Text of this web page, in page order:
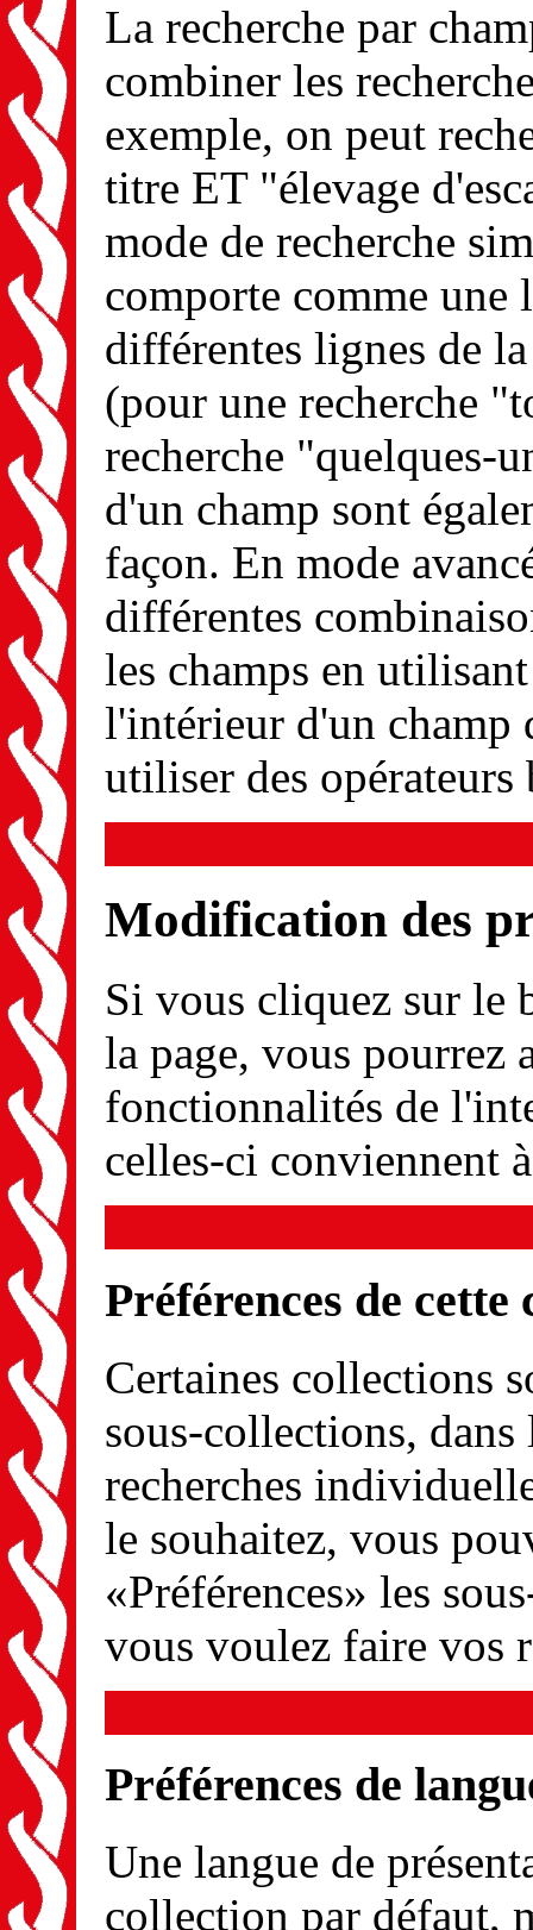
La recherche par
combiner les
exemple, on peut
titre ET "élevage
mode de recherche
comporte comme une
différentes lignes de
(pour une recherche
recherche "quelques-
d'un champ sont
façon. En mode
différentes
les champs en
l'intérieur d'un champ
utiliser des opérateurs
Modification des
Si vous cliquez sur le
la page, vous pourrez
fonctionnalités de
celles-ci conviennent
Préférences de cette
Certaines collections
sous-collections,
recherches
le souhaitez, vous
«Préférences» les
vous voulez faire vos
Préférences de
Une langue de
collection par défaut,